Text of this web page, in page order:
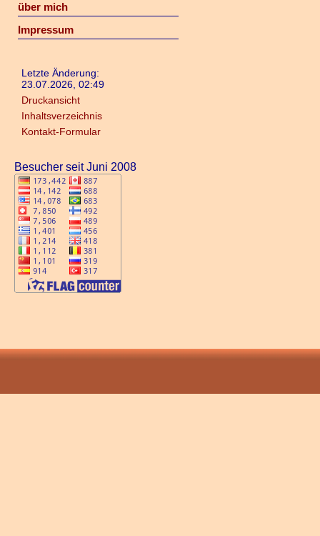
über mich
Impressum
Letzte Änderung:
23.07.2026, 02:49
Druckansicht
Inhaltsverzeichnis
Kontakt-Formular
Besucher seit Juni 2008